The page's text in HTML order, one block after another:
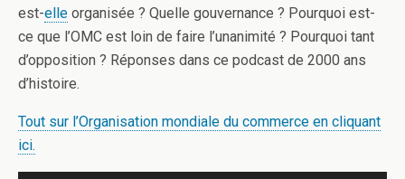
est-elle organisée ? Quelle gouvernance ? Pourquoi est-
ce que l’OMC est loin de faire l’unanimité ? Pourquoi tant
d’opposition ? Réponses dans ce podcast de 2000 ans
d’histoire.
Tout sur l’Organisation mondiale du commerce en cliquant
ici.